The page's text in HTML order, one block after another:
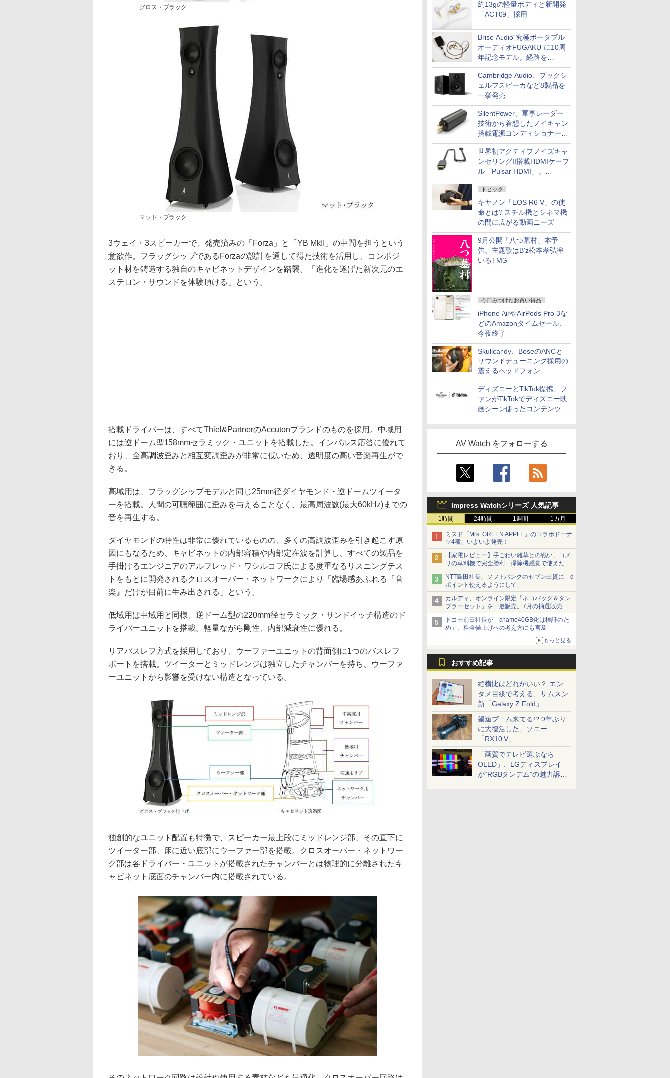
約13gの軽量ボディと新開発
「ACT09」採用
Brise Audio“究極ポータブル
オーディオFUGAKU”に10周
年記念モデル。経路を
NISHIKIで統一。400万円
Cambridge Audio、ブックシ
ェルフスピーカなど8製品を
一挙発売
SilentPower、軍事レーダー
技術から着想したノイキャン
搭載電源コンディショナー
「AC iPurifier2」
世界初アクティブノイズキャ
ンセリングII搭載HDMIケーブ
ル「Pulsar HDMI」。
SilentPowerから
トピック
キヤノン「EOS R6 V」の使
命とは? スチル機とシネマ機
の間に広がる動画ニーズ
9月公開「八つ墓村」本予
告。主題歌はB'z松本孝弘率
いるTMG
今日みつけたお買い得品
iPhone AirやAirPods Pro 3な
どのAmazonタイムセール、
今夜終了
Skullcandy、BoseのANCと
サウンドチューニング採用の
震えるヘッドフォン
「Crusher 1080 ANC」
ディズニーとTikTok提携、フ
ァンがTikTokでディズニー映
画シーン使ったコンテンツ制
AV Watch をフォローする
Impress Watchシリーズ 人気記事
1時間 24時間 1週間 1カ月
ミスド「Mrs. GREEN APPLE」のコラボドーナ
ツ4種、いよいよ発売！
【家電レビュー】手ごわい雑草との戦い、コメ
リの草刈機で完全勝利 掃除機感覚で使えた
NTT島田社長、ソフトバンクのセブン出資に「d
ポイント使えるようにして」
カルディ、オンライン限定「ネコバッグ＆タン
ブラーセット」を一般販売。7月の抽選販売の
当選無効分
ドコモ前田社長が「ahamo40GB化は検証のた
め」、料金値上げへの考え方にも言及
もっと見る
おすすめ記事
縦横比はどれがいい？ エン
タメ目線で考える、サムスン
新「Galaxy Z Fold」
望遠ブーム来てる!? 9年ぶり
に大復活した、ソニー
「RX10 V」
「画質でテレビ選ぶなら
OLED」、LGディスプレイ
が“RGBタンデム”の魅力訴
グロス・ブラック
マット・ブラック
3ウェイ・3スピーカーで、発売済みの「Forza」と「YB MkII」の中間を担うという
意欲作。フラッグシップであるForzaの設計を通して得た技術を活用し、コンポジ
ット材を鋳造する独自のキャビネットデザインを踏襲。「進化を遂げた新次元のエ
ステロン・サウンドを体験頂ける」という。
搭載ドライバーは、すべてThiel&PartnerのAccutonブランドのものを採用。中域用
には逆ドーム型158mmセラミック・ユニットを搭載した。インパルス応答に優れて
おり、全高調波歪みと相互変調歪みが非常に低いため、透明度の高い音楽再生がで
きる。
高域用は、フラッグシップモデルと同じ25mm径ダイヤモンド・逆ドームツイータ
ーを搭載。人間の可聴範囲に歪みを与えることなく、最高周波数(最大60kHz)までの
音を再生する。
ダイヤモンドの特性は非常に優れているものの、多くの高調波歪みを引き起こす原
因にもなるため、キャビネットの内部容積や内部定在波を計算し、すべての製品を
手掛けるエンジニアのアルフレッド・ワシルコフ氏による度重なるリスニングテス
トをもとに開発されるクロスオーバー・ネットワークにより「臨場感あふれる『音
楽』だけが目前に生み出される」という。
低域用は中域用と同様、逆ドーム型の220mm径セラミック・サンドイッチ構造のド
ライバーユニットを搭載。軽量ながら剛性、内部減衰性に優れる。
リアバスレフ方式を採用しており、ウーファーユニットの背面側に1つのバスレフ
ポートを搭載。ツイーターとミッドレンジは独立したチャンバーを持ち、ウーファ
ーユニットから影響を受けない構造となっている。
独創的なユニット配置も特徴で、スピーカー最上段にミッドレンジ部、その直下に
ツイーター部、床に近い底部にウーファー部を搭載。クロスオーバー・ネットワー
ク部は各ドライバー・ユニットが搭載されたチャンバーとは物理的に分離されたキ
ャビネット底面のチャンバー内に搭載されている。